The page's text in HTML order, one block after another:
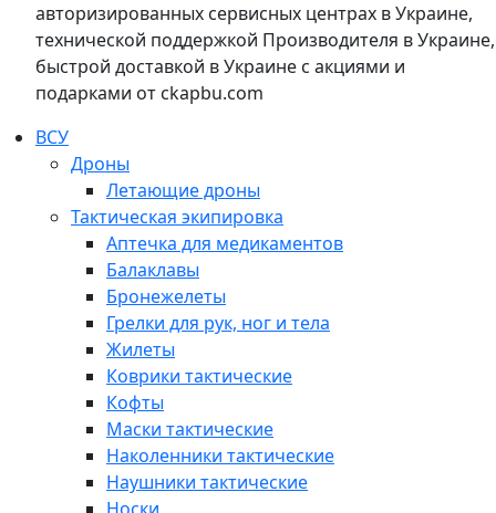
авторизированных сервисных центрах в Украине,
технической поддержкой Производителя в Украине,
быстрой доставкой в Украине с акциями и
подарками от ckapbu.com
ВСУ
Дроны
Летающие дроны
Тактическая экипировка
Аптечка для медикаментов
Балаклавы
Бронежелеты
Грелки для рук, ног и тела
Жилеты
Коврики тактические
Кофты
Маски тактические
Наколенники тактические
Наушники тактические